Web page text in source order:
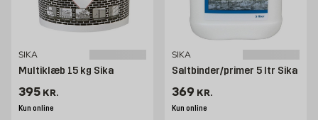
SIKA
Multiklæb 15 kg Sika
Pris 395 kr. /stk
395 KR.
Kun online
SIKA
Saltbinder/primer 5 ltr Sika
Pris 369 kr. /stk
369 KR.
Kun online